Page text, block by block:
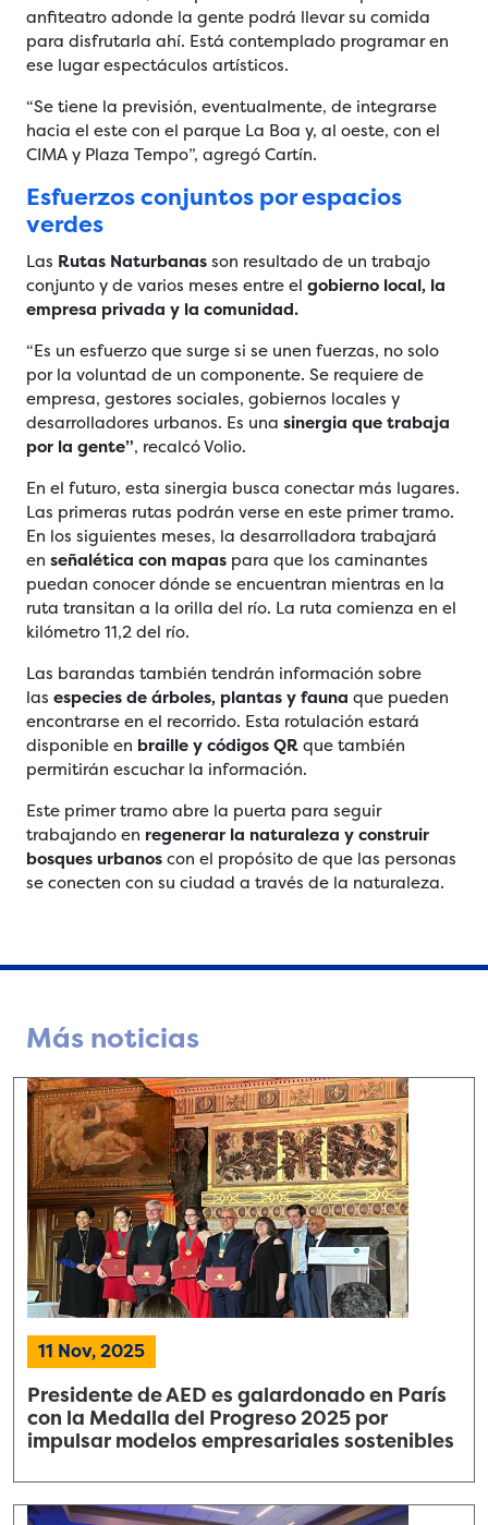
anfiteatro adonde la gente podrá llevar su comida
para disfrutarla ahí. Está contemplado programar en
ese lugar espectáculos artísticos.
“Se tiene la previsión, eventualmente, de integrarse
hacia el este con el parque La Boa y, al oeste, con el
CIMA y Plaza Tempo”, agregó Cartín.
Esfuerzos conjuntos por espacios
verdes
Las Rutas Naturbanas son resultado de un trabajo
conjunto y de varios meses entre el gobierno local, la
empresa privada y la comunidad.
“Es un esfuerzo que surge si se unen fuerzas, no solo
por la voluntad de un componente. Se requiere de
empresa, gestores sociales, gobiernos locales y
desarrolladores urbanos. Es una sinergia que trabaja
por la gente”, recalcó Volio.
En el futuro, esta sinergia busca conectar más lugares.
Las primeras rutas podrán verse en este primer tramo.
En los siguientes meses, la desarrolladora trabajará
en señalética con mapas para que los caminantes
puedan conocer dónde se encuentran mientras en la
ruta transitan a la orilla del río. La ruta comienza en el
kilómetro 11,2 del río.
Las barandas también tendrán información sobre
las especies de árboles, plantas y fauna que pueden
encontrarse en el recorrido. Esta rotulación estará
disponible en braille y códigos QR que también
permitirán escuchar la información.
Este primer tramo abre la puerta para seguir
trabajando en regenerar la naturaleza y construir
bosques urbanos con el propósito de que las personas
se conecten con su ciudad a través de la naturaleza.
Más noticias
11 Nov, 2025
Presidente de AED es galardonado en París
con la Medalla del Progreso 2025 por
impulsar modelos empresariales sostenibles